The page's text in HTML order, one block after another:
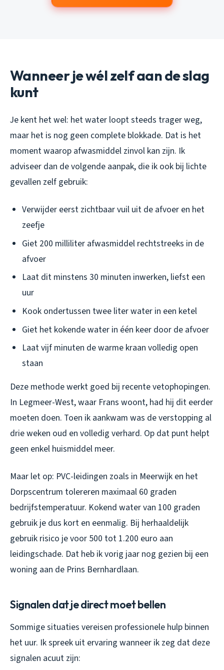
Wanneer je wél zelf aan de slag
kunt
Je kent het wel: het water loopt steeds trager weg,
maar het is nog geen complete blokkade. Dat is het
moment waarop afwasmiddel zinvol kan zijn. Ik
adviseer dan de volgende aanpak, die ik ook bij lichte
gevallen zelf gebruik:
Verwijder eerst zichtbaar vuil uit de afvoer en het
zeefje
Giet 200 milliliter afwasmiddel rechtstreeks in de
afvoer
Laat dit minstens 30 minuten inwerken, liefst een
uur
Kook ondertussen twee liter water in een ketel
Giet het kokende water in één keer door de afvoer
Laat vijf minuten de warme kraan volledig open
staan
Deze methode werkt goed bij recente vetophopingen.
In Legmeer-West, waar Frans woont, had hij dit eerder
moeten doen. Toen ik aankwam was de verstopping al
drie weken oud en volledig verhard. Op dat punt helpt
geen enkel huismiddel meer.
Maar let op: PVC-leidingen zoals in Meerwijk en het
Dorpscentrum tolereren maximaal 60 graden
bedrijfstemperatuur. Kokend water van 100 graden
gebruik je dus kort en eenmalig. Bij herhaaldelijk
gebruik risico je voor 500 tot 1.200 euro aan
leidingschade. Dat heb ik vorig jaar nog gezien bij een
woning aan de Prins Bernhardlaan.
Signalen dat je direct moet bellen
Sommige situaties vereisen professionele hulp binnen
het uur. Ik spreek uit ervaring wanneer ik zeg dat deze
signalen acuut zijn: